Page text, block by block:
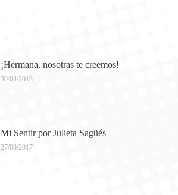
¡Hermana, nosotras te creemos!
30/04/2018
Mi Sentir por Julieta Sagüés
27/08/2017